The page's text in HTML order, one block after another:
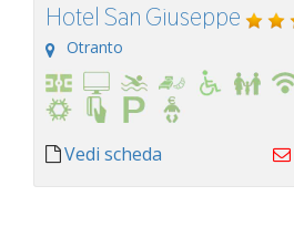
Hotel San Giuseppe
Otranto
Vedi scheda